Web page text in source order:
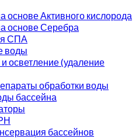
основе Активного кислорода
основе Серебра
СПА
воды
осветление (удаление
обработки воды
бассейна
бассейнов